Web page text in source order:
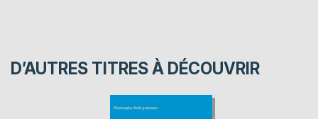
D’AUTRES TITRES À DÉCOUVRIR